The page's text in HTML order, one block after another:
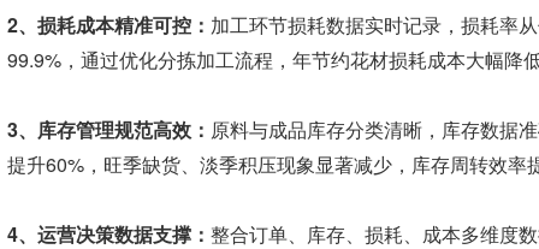
2、损耗成本精准可控： 加工环节损耗数据实时记录，损耗率
99.9%，通过优化分拣加工流程，年节约花材损耗成本大幅
3、库存管理规范高效： 原料与成品库存分类清晰，库存数据
提升60%，旺季缺货、淡季积压现象显著减少，库存周转效率
4、运营决策数据支撑： 整合订单、库存、损耗、成本多维度